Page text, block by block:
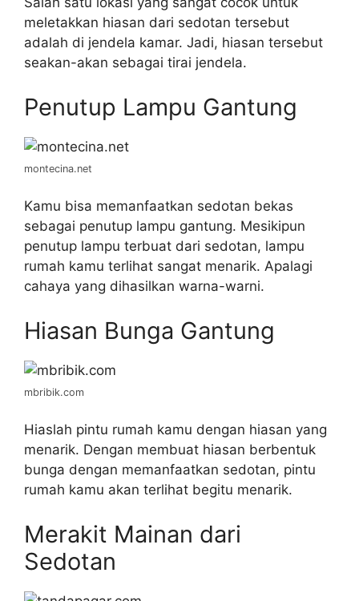
meletakkan hiasan dari sedotan tersebut
adalah di jendela kamar. Jadi, hiasan tersebut
seakan-akan sebagai tirai jendela.
Penutup Lampu Gantung
montecina.net
Kamu bisa memanfaatkan sedotan bekas
sebagai penutup lampu gantung. Mesikipun
penutup lampu terbuat dari sedotan, lampu
rumah kamu terlihat sangat menarik. Apalagi
cahaya yang dihasilkan warna-warni.
Hiasan Bunga Gantung
mbribik.com
Hiaslah pintu rumah kamu dengan hiasan yang
menarik. Dengan membuat hiasan berbentuk
bunga dengan memanfaatkan sedotan, pintu
rumah kamu akan terlihat begitu menarik.
Merakit Mainan dari
Sedotan